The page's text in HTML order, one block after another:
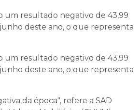
um resultado negativo de 43,99
deste ano, o que representa
um resultado negativo de 43,99
deste ano, o que representa
da época", refere a SAD